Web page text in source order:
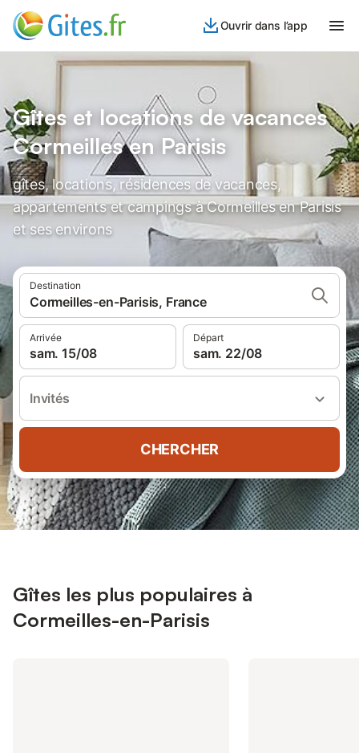
Ouvrir dans l’app
Gîtes et locations de vacances
Cormeilles en Parisis
gîtes, locations, résidences de vacances,
appartements et campings à Cormeilles en Parisis
et ses environs
Destination
Cormeilles-en-Parisis, France
Arrivée
sam. 15/08
Départ
sam. 22/08
Invités
CHERCHER
Gîtes les plus populaires à
Cormeilles-en-Parisis